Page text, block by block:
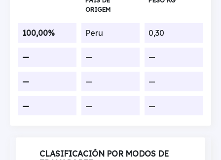
ORIGEM
100,00% Peru 0,30
— — —
— — —
— — —
CLASIFICACIÓN POR MODOS DE